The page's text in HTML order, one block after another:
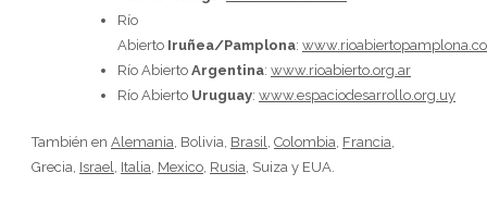
Río
Abierto Iruñea/Pamplona:
Río Abierto Argentina: www.rioabierto.org.ar
Río Abierto Uruguay: www.espaciodesarrollo.org.uy
También en Alemania , Bolivia, Brasil Colombia Francia
Grecia, Israel Italia, Mexico Rusia , Suiza y EUA.